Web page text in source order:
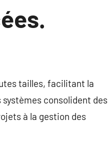
tailles, facilitant la
consolident des
à la gestion des